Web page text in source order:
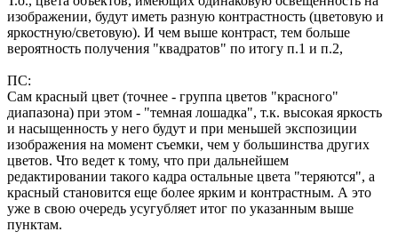
изображении, будут иметь разную контрастность (цветовую и
яркостную/световую). И чем выше контраст, тем больше
вероятность получения "квадратов" по итогу п.1 и п.2,
ПС:
Сам красный цвет (точнее - группа цветов "красного"
диапазона) при этом - "темная лошадка", т.к. высокая яркость
и насыщенность у него будут и при меньшей экспозиции
изображения на момент съемки, чем у большинства других
цветов. Что ведет к тому, что при дальнейшем
редактировании такого кадра остальные цвета "теряются", а
красный становится еще более ярким и контрастным. А это
уже в свою очередь усугубляет итог по указанным выше
пунктам.